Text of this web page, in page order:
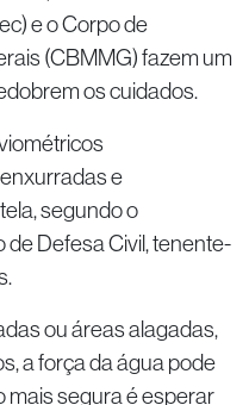
e o Corpo de
(CBMMG) fazem um
os cuidados.
e
segundo o
Defesa Civil, tenente-
ou áreas alagadas,
a força da água pode
mais segura é esperar